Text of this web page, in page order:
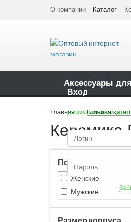
О компании Каталог
Аксессуары
Главная Главная
Керамика
Пол
Женские
Мужские
Размер корпуса
Вход
персональных